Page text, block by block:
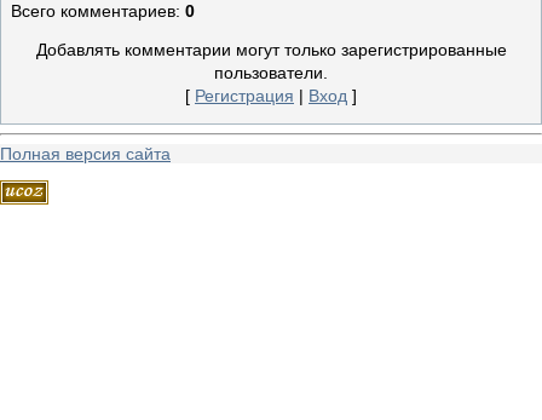
Всего комментариев: 0
Добавлять комментарии могут только зарегистрированные
пользователи.
[ Регистрация | Вход ]
Полная версия сайта